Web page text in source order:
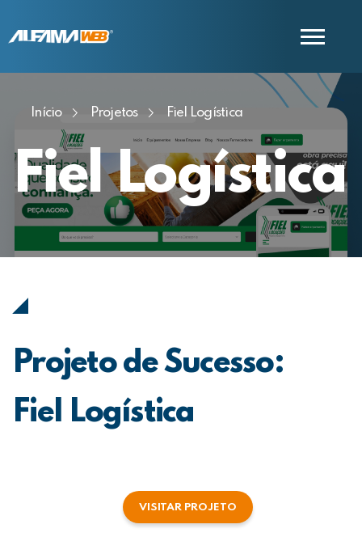
COMERCIAL
SUPORTE
Início Projetos Fiel Logística
Fiel Logística
Projeto de Sucesso:
Fiel Logística
VISITAR PROJETO